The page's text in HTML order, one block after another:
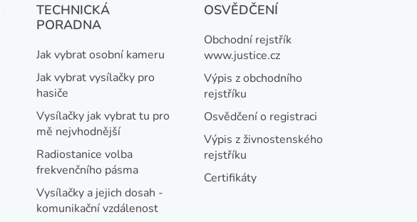
TECHNICKÁ
PORADNA
Jak vybrat osobní kameru
Jak vybrat vysílačky pro
hasiče
Vysílačky jak vybrat tu pro
mě nejvhodnější
Radiostanice volba
frekvenčního pásma
Vysílačky a jejich dosah -
komunikační vzdálenost
OSVĚDČENÍ
Obchodní rejstřík
www.justice.cz
Výpis z obchodního
rejstříku
Osvědčení o registraci
Výpis z živnostenského
rejstříku
Certifikáty